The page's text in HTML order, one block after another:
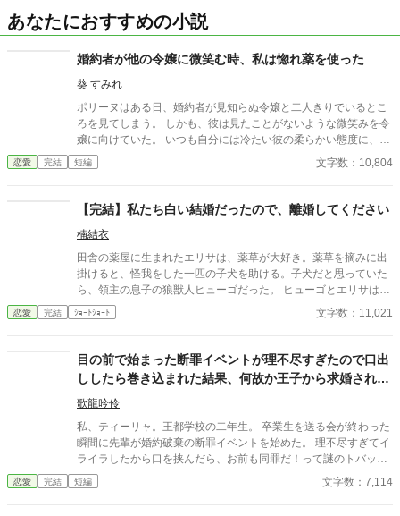
あなたにおすすめの小説
婚約者が他の令嬢に微笑む時、私は惚れ薬を使った
葵 すみれ
ポリーヌはある日、婚約者が見知らぬ令嬢と二人きりでいるとこ
ろを見てしまう。 しかも、彼は見たことがないような微笑みを令
嬢に向けていた。 いつも自分には冷たい彼の柔らかい態度に、ポ
リーヌは愕然とする。 そして、親が決めた婚約ではあったが、い
つの間にか彼に恋心を抱いていたことに気づく。 落ち込むポリー
約者に惚れ薬を使うと、彼の態度は一転して溺愛してくるよう
に。 偽りの愛とは知りながらも、ポリーヌは幸福に酔う。 しかし
幸せの狭間で、惚れ薬で彼の心を縛っているのだと罪悪感を抱く
ポリーヌ。 悩んだ末に、惚れ薬の効果を打ち消す薬をもらうこと
を決意するが……。 ※小説家になろうにも掲載しています
恋愛 完結 短編 文字数：10,804
【完結】私たち白い結婚だったので、離婚してください
楠結衣
田舎の薬屋に生まれたエリサは、薬草が大好き。薬草を摘みに出
掛けると、怪我をした一匹の子犬を助ける。子犬だと思っていた
ら、領主の息子の狼獣人ヒューゴだった。 ヒューゴとエリサは、
一緒に薬草採取に出掛ける日々を送る。そんなある日、魔王復活
の知らせが世界を駆け抜け、神託によりヒューゴが勇者に選ばれ
ヒューゴに告白したところ二人は即結婚することに……！ 「エリ
サを泣かせるなんて、絶対許さない」 「エリサ、愛してる！」 ち
ょっぴり鈍感で薬草を愛するヒロインが、一途で愛が重たい変態
風味な勇者に溺愛されるお話です。
恋愛 完結 ｼｮｰﾄｼｮｰﾄ 文字数：11,021
目の前で始まった断罪イベントが理不尽すぎたので口出
ししたら巻き込まれた結果、何故か王子から求婚されま
した
歌龍吟伶
私、ティーリャ。王都学校の二年生。 卒業生を送る会が終わった
瞬間に先輩が婚約破棄の断罪イベントを始めた。 理不尽すぎてイ
ライラしたから口を挟んだら、お前も同罪だ！って謎のトバッチ
リ…マジないわー。 …と思ったら何故か王子様に気に入られちゃ
ってプロポーズされたお話。 全二話で完結します、予約投稿済み
恋愛 完結 短編 文字数：7,114